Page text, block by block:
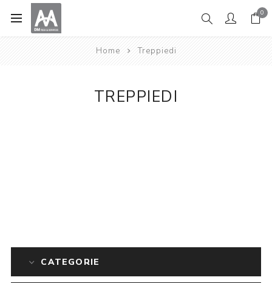
0
Home Treppiedi
TREPPIEDI
CATEGORIE